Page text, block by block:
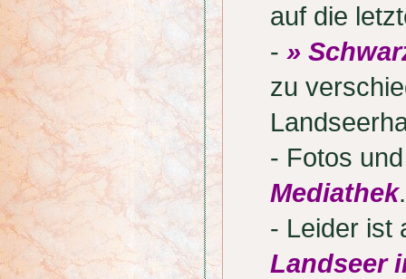
auf die
- »
zu
- Fotos
Mediathek.
- Leider ist
Landseer